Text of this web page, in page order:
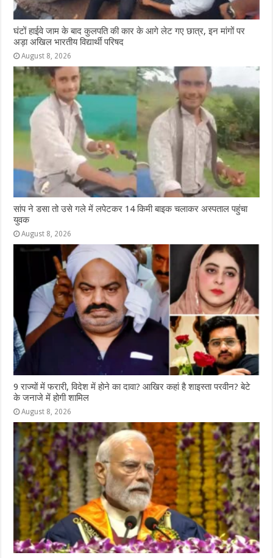
घंटों हाईवे जाम के बाद कुलपति की कार के आगे लेट गए छात्र, इन मांगों पर
अड़ा अखिल भारतीय विद्यार्थी परिषद
August 8, 2026
सांप ने डसा तो उसे गले में लपेटकर 14 किमी बाइक चलाकर अस्पताल पहुंचा
युवक
August 8, 2026
9 राज्‍यों में फरारी, व‍िदेश में होने का दावा? आख‍िर कहां है शाइस्‍ता परवीन? बेटे
के जनाजे में होगी शामिल
August 8, 2026